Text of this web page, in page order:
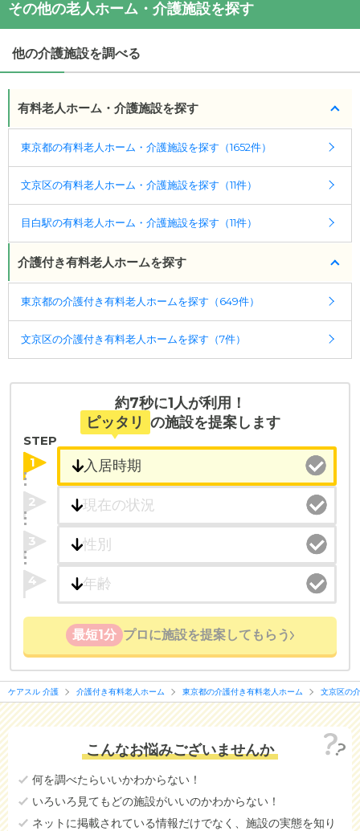
・要介護度：自立、要支援1、要支援2、要介護1、要
・認知症：受け入れ可
ケアスル 介護では詳細な料金プランをご確認頂けま
す。詳しくはこちら 。
◎ケアスル 介護の3つの特徴
・経験豊富な入居相談員が完全無料で施設探しをサ
ポート
入居相談：
0120-579-721
受付時間：10：00～19：00
・全国10000件の介護施設情報を掲載
幅広い選択肢の中から、条件にあった施設を選ぶ
ことができます。
たとえば「カラオケ」「麻雀」が楽しめる施設、
「夫婦入居可」の施設、「看取り可」の施設など、
医療・看護体制から施設を探すこともできます。
・住所：東京都文京区目白台1-5-8
・最寄り駅：早稲田駅0.3km面影橋駅0.6km学習
院下駅0.8km護国寺駅
雑司が谷駅0.8km早稲田駅1.0km都電雑司ヶ谷駅
袋駅1.3km江戸川橋駅1.3km目白駅
その他の老人ホーム・介護施設を探す
他の介護施設を調べる
有料老人ホーム・介護施設を探す
東京都の有料老人ホーム・介護施設を探す（1652件）
文京区の有料老人ホーム・介護施設を探す（11件）
目白駅の有料老人ホーム・介護施設を探す（11件）
介護付き有料老人ホームを探す
東京都の介護付き有料老人ホームを探す（649件）
文京区の介護付き有料老人ホームを探す（7件）
約7秒に1人が利用！
ピッタリ の施設を提案します
STEP
1
2
3
4
最短1分 プロに施設を提案してもらう
ケアスル 介護 介護付き有料老人ホーム 東京都の介護付き有料老人ホーム 文京区の
こんなお悩みございませんか
何を調べたらいいかわからない！
いろいろ見てもどの施設がいいのかわからない！
ネットに掲載されている情報だけでなく、施設の実態を知り